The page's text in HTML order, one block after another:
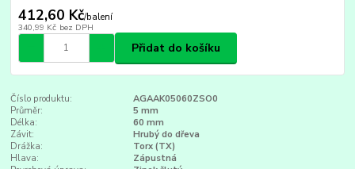
412,60 Kč/balení
340,99 Kč bez DPH
Přidat do košíku
Číslo produktu:
AGAAK05060ZSO0
Průměr:
5 mm
Délka:
60 mm
Závit:
Hrubý do dřeva
Drážka:
Torx (TX)
Hlava:
Zápustná